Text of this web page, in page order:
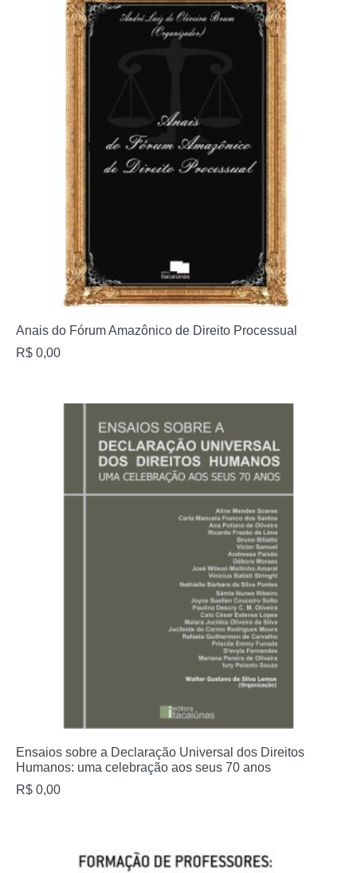
Anais do Fórum Amazônico de Direito Processual
R$ 0,00
Ensaios sobre a Declaração Universal dos Direitos
Humanos: uma celebração aos seus 70 anos
R$ 0,00